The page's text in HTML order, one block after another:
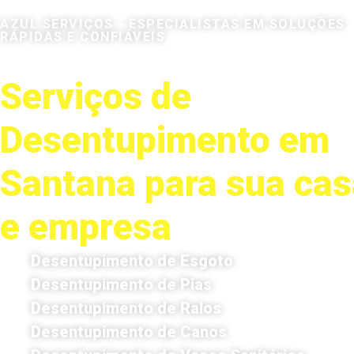
AZUL SERVIÇOS - ESPECIALISTAS EM SOLUÇÕES
RÁPIDAS E CONFIÁVEIS
Serviços de
Desentupimento em
Santana para sua
e empresa
Desentupimento de Esgoto
Desentupimento de Pias
Desentupimento de Ralos
Desentupimento de Canos